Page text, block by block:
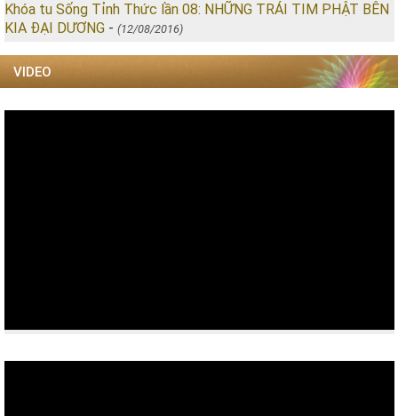
Khóa tu Sống Tỉnh Thức lần 08: NHỮNG TRÁI TIM PHẬT BÊN
KIA ĐẠI DƯƠNG - (12/08/2016)
VIDEO